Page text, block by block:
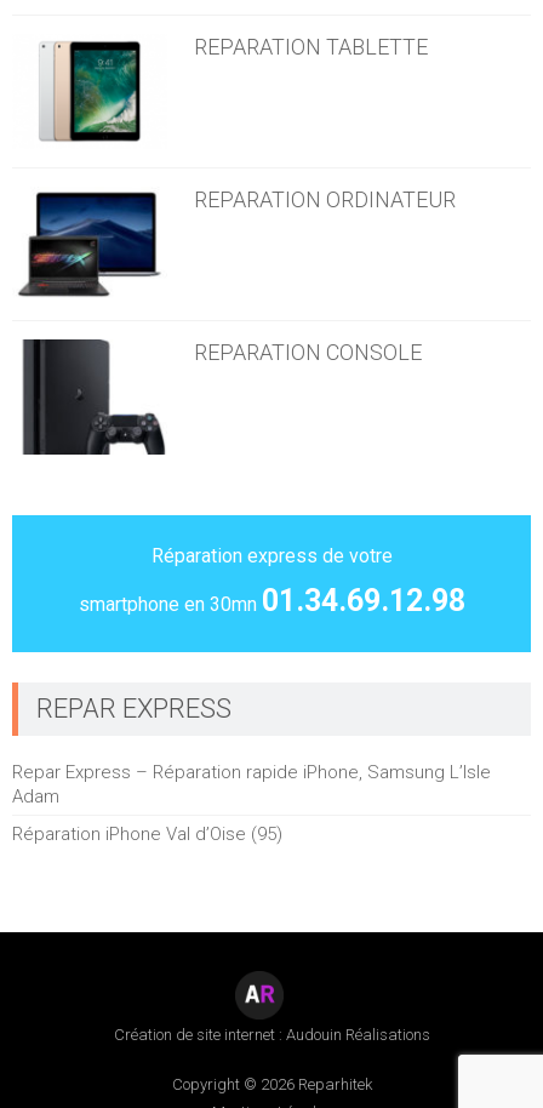
REPARATION TABLETTE
REPARATION ORDINATEUR
REPARATION CONSOLE
Réparation express de votre
smartphone en 30mn 01.34.69.12.98
REPAR EXPRESS
Repar Express – Réparation rapide iPhone, Samsung L’Isle
Adam
Réparation iPhone Val d’Oise (95)
Création de site internet : Audouin Réalisations
Copyright © 2026 Reparhitek